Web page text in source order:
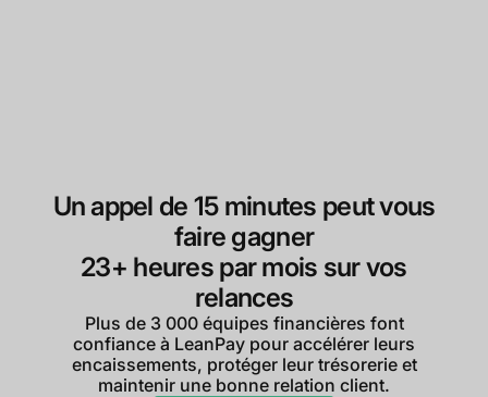
Un appel de 15 minutes peut vous
faire gagner
23+ heures par mois sur vos
relances
Plus de 3 000 équipes financières font
confiance à LeanPay pour accélérer leurs
encaissements, protéger leur trésorerie et
maintenir une bonne relation client.